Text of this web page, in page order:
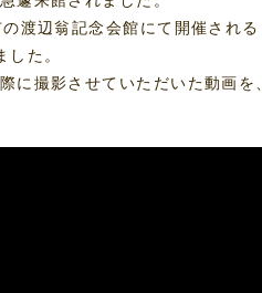
渡辺翁記念会館にて開催され
た。
に撮影させていただいた動画